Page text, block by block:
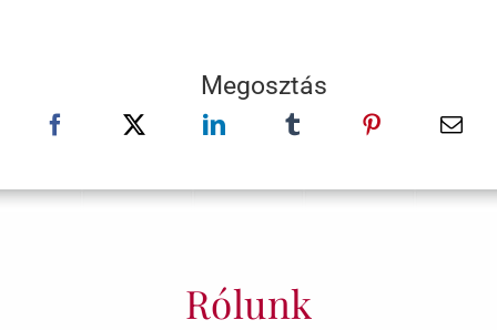
Megosztás
Rólunk